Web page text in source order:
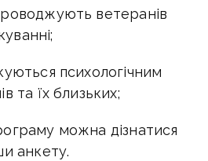
ветеранів
психологічним
та їх близьких;
можна дізнатися
анкету.